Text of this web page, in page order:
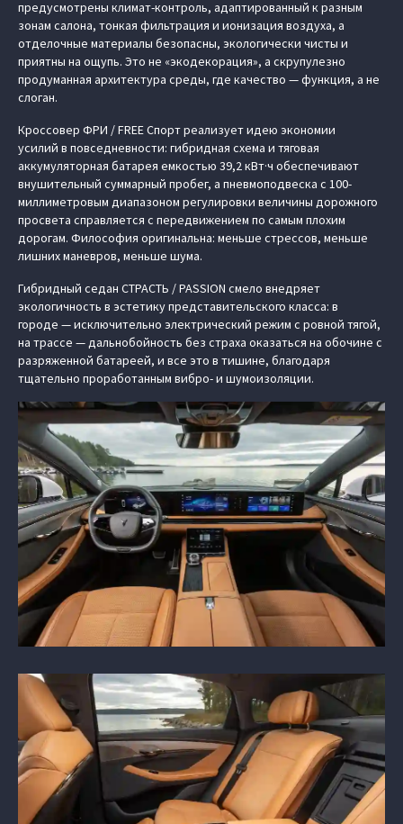
предусмотрены климат-контроль, адаптированный к разным
зонам салона, тонкая фильтрация и ионизация воздуха, а
отделочные материалы безопасны, экологически чисты и
приятны на ощупь. Это не «экодекорация», а скрупулезно
продуманная архитектура среды, где качество — функция, а не
слоган.
Кроссовер ФРИ / FREE Спорт реализует идею экономии
усилий в повседневности: гибридная схема и тяговая
аккумуляторная батарея емкостью 39,2 кВт·ч обеспечивают
внушительный суммарный пробег, а пневмоподвеска с 100-
миллиметровым диапазоном регулировки величины дорожного
просвета справляется с передвижением по самым плохим
дорогам. Философия оригинальна: меньше стрессов, меньше
лишних маневров, меньше шума.
Гибридный седан СТРАСТЬ / PASSION смело внедряет
экологичность в эстетику представительского класса: в
городе — исключительно электрический режим с ровной тягой,
на трассе — дальнобойность без страха оказаться на обочине с
разряженной батареей, и все это в тишине, благодаря
тщательно проработанным вибро- и шумоизоляции.